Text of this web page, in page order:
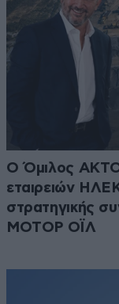
Ο Όμιλος
εταιρειών
στρατηγικής
ΜΟΤΟΡ ΟΪΛ